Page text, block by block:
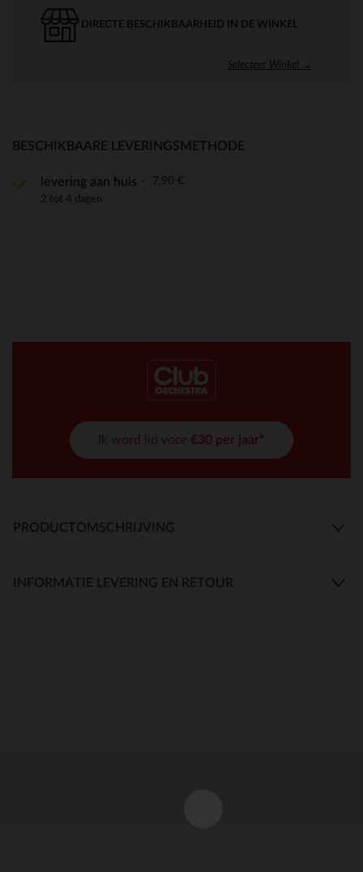
DIRECTE BESCHIKBAARHEID IN DE WINKEL
Selecteer Winkel →
BESCHIKBAARE LEVERINGSMETHODE
levering aan huis 7,90 €
2 tot 4 dagen
Ik word lid voor €30 per jaar*
PRODUCTOMSCHRIJVING
INFORMATIE LEVERING EN RETOUR